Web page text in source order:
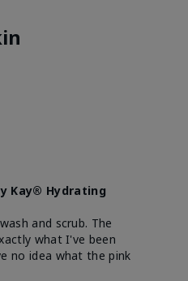
Kay® Hydrating
and scrub. The
what I've been
no idea what the pink